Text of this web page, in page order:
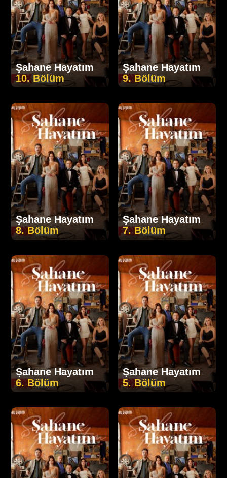
Şahane Hayatım
10. Bölüm
Şahane Hayatım
9. Bölüm
Şahane Hayatım
8. Bölüm
Şahane Hayatım
7. Bölüm
Şahane Hayatım
6. Bölüm
Şahane Hayatım
5. Bölüm